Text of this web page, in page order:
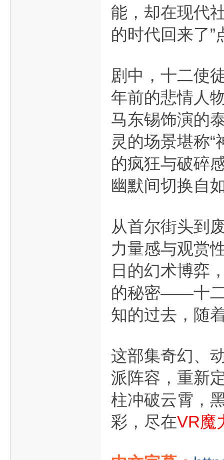
能，却在现代
的时代回来了”
剧中，十二使
年前的悲情人
马东锡饰演的
灵的场景堪称
的疯狂与破碎
幽默间切换自
从首尔街头到
力量感与观赏
日的幻术博弈
的秘密——十二
知的过去，随
这部集奇幻、
派阵容，重新
柱冲破云霄，
彩，尽在VR魔